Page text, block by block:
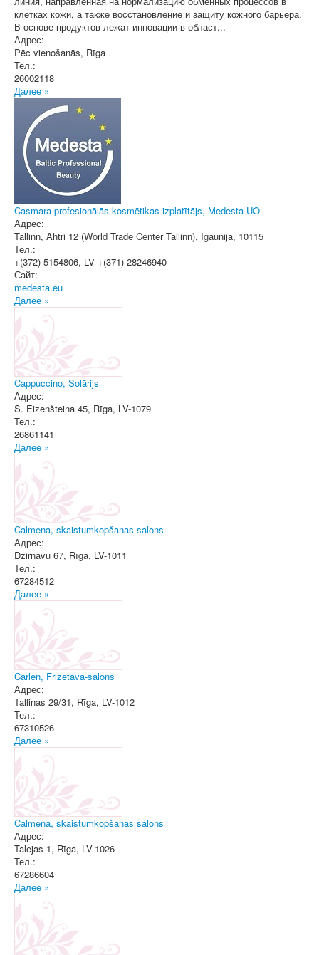
клетках кожи, а также восстановление и защиту кожного барьера.
В основе продуктов лежат инновации в област...
Адрес:
Pēc vienošanās, Rīga
Тел.:
26002118
Далее »
Casmara profesionālās kosmētikas izplatītājs, Medesta UO
Адрес:
Tallinn, Ahtri 12 (World Trade Center Tallinn), Igaunija, 10115
Тел.:
+(372) 5154806, LV +(371) 28246940
Сайт:
medesta.eu
Далее »
Cappuccino, Solārijs
Адрес:
S. Eizenšteina 45, Rīga, LV-1079
Тел.:
26861141
Далее »
Calmena, skaistumkopšanas salons
Адрес:
Dzirnavu 67, Rīga, LV-1011
Тел.:
67284512
Далее »
Carlen, Frizētava-salons
Адрес:
Tallinas 29/31, Rīga, LV-1012
Тел.:
67310526
Далее »
Calmena, skaistumkopšanas salons
Адрес:
Talejas 1, Rīga, LV-1026
Тел.:
67286604
Далее »